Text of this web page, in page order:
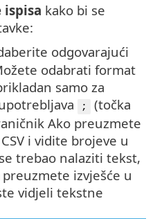
ispisa kako bi se
odgovarajući
odabrati format
samo za
;
(točka
Ako preuzmete
i vidite brojeve u
trebao nalaziti tekst,
izvješće u
vidjeli tekstne